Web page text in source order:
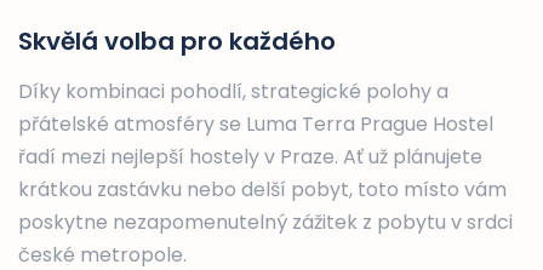
Skvělá volba pro každého
Díky kombinaci pohodlí, strategické polohy a
přátelské atmosféry se Luma Terra Prague Hostel
řadí mezi nejlepší hostely v Praze. Ať už plánujete
krátkou zastávku nebo delší pobyt, toto místo vám
poskytne nezapomenutelný zážitek z pobytu v srdci
české metropole.